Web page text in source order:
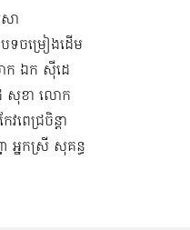
ា
ទចម្រៀងដើម
ក ឯក ស៊ីដេ​​
សុខា លោក
េជ្រចិន្តា
អ្នកស្រី សុគន្ធ